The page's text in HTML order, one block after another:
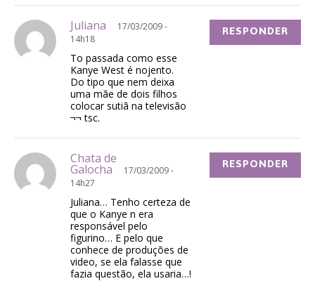
Juliana
17/03/2009 -
14h18
To passada como esse
Kanye West é nojento.
Do tipo que nem deixa
uma mãe de dois filhos
colocar sutiã na televisão
¬¬ tsc.
RESPONDER
Chata de
Galocha
17/03/2009 -
14h27
Juliana… Tenho certeza de
que o Kanye n era
responsável pelo
figurino… E pelo que
conhece de produções de
video, se ela falasse que
fazia questão, ela usaria…!
RESPONDER